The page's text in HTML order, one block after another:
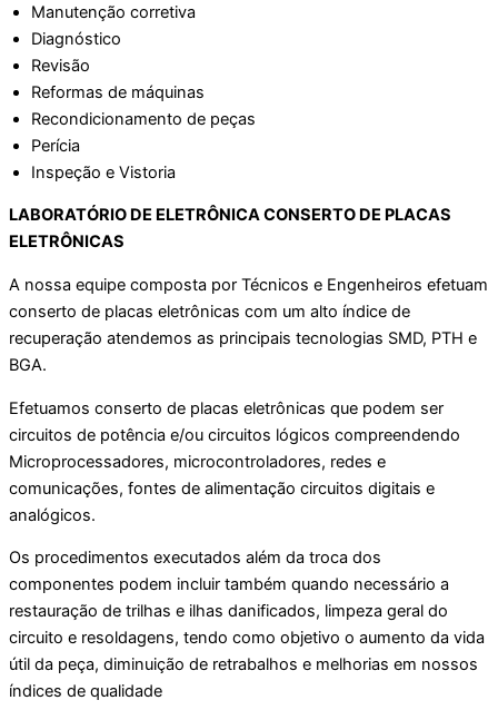
Manutenção corretiva
Diagnóstico
Revisão
Reformas de máquinas
Recondicionamento de peças
Perícia
Inspeção e Vistoria
LABORATÓRIO DE ELETRÔNICA CONSERTO DE PLACAS
ELETRÔNICAS
A nossa equipe composta por Técnicos e Engenheiros efetuam
conserto de placas eletrônicas com um alto índice de
recuperação atendemos as principais tecnologias SMD, PTH e
BGA.
Efetuamos conserto de placas eletrônicas que podem ser
circuitos de potência e/ou circuitos lógicos compreendendo
Microprocessadores, microcontroladores, redes e
comunicações, fontes de alimentação circuitos digitais e
analógicos.
Os procedimentos executados além da troca dos
componentes podem incluir também quando necessário a
restauração de trilhas e ilhas danificados, limpeza geral do
circuito e resoldagens, tendo como objetivo o aumento da vida
útil da peça, diminuição de retrabalhos e melhorias em nossos
índices de qualidade